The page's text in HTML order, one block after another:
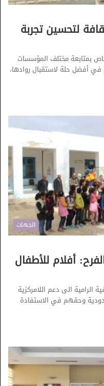
لتحسين تجربة
بمتابعة مختلف المؤسسات
في أفضل حلة لاستقبال روادها،
الجهات
أفلام للأطفال
الرامية الى دعم اللامركزية
وحقهم في الاستفادة